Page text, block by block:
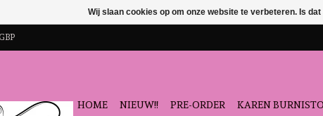
HOME NIEUW!! PRE-ORDER KAREN
Wij slaan cookies op om onze website te verbeteren. Is